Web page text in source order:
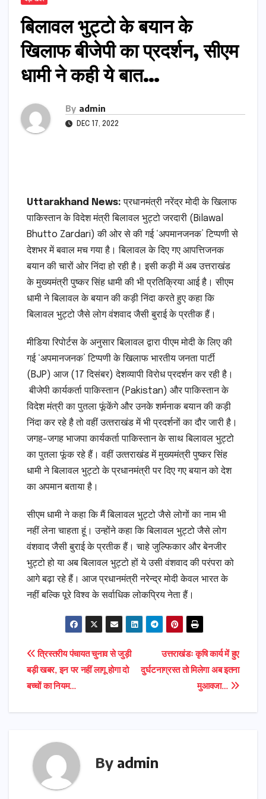
बिलावल भुट्टो के बयान के
खिलाफ बीजेपी का प्रदर्शन, सीएम
धामी ने कही ये बात…
By admin
DEC 17, 2022
Uttarakhand News: प्रधानमंत्री नरेंद्र मोदी के खिलाफ
पाकिस्तान के विदेश मंत्री बिलावल भुट्टो जरदारी (Bilawal
Bhutto Zardari) की ओर से की गई ‘अपमानजनक’ टिप्पणी से
देशभर में बवाल मच गया है। बिलावल के दिए गए आपत्तिजनक
बयान की चारों ओर निंदा हो रही है। इसी कड़ी में अब उत्तराखंड
के मुख्यमंत्री पुष्कर सिंह धामी की भी प्रतिक्रिया आई है। सीएम
धामी ने बिलावल के बयान की कड़ी निंदा करते हुए कहा कि
बिलावल भुट्टो जैसे लोग वंशवाद जैसी बुराई के प्रतीक हैं।
मीडिया रिपोर्टस के अनुसार बिलावल द्वारा पीएम मोदी के लिए की
गई ‘अपमानजनक’ टिप्पणी के खिलाफ भारतीय जनता पार्टी
(BJP) आज (17 दिसंबर) देशव्यापी विरोध प्रदर्शन कर रही है।
बीजेपी कार्यकर्ता पाकिस्तान (Pakistan) और पाकिस्तान के
विदेश मंत्री का पुतला फूंकेंगे और उनके शर्मनाक बयान की कड़ी
निंदा कर रहे है तो वहीं उत्‍तराखंड में भी प्रदर्शनों का दौर जारी है।
जगह-जगह भाजपा कार्यकर्ता पाकिस्तान के साथ बिलावल भुट्टो
का पुतला फूंक रहे हैं। वहीं उत्‍तराखंड में मुख्‍यमंत्री पुष्‍कर सिंह
धामी ने बिलावल भुट्टो के प्रधानमंत्री पर दिए गए बयान को देश
का अपमान बताया है।
सीएम धामी ने कहा कि मैं बिलावल भुट्टो जैसे लोगों का नाम भी
नहीं लेना चाहता हूं। उन्होंने कहा कि बिलावल भुट्टो जैसे लोग
वंशवाद जैसी बुराई के प्रतीक हैं। चाहे जुल्फिकार और बेनजीर
भुट्टो हो या अब बिलावल भुट्टो हों ये उसी वंशवाद की परंपरा को
आगे बढ़ा रहे हैं। आज प्रधानमंत्री नरेन्‍द्र मोदी केवल भारत के
नहीं बल्कि पूरे विश्‍व के सर्वाधिक लोकप्रिय नेता हैं।
Post
navigation
उत्तराखंडः कृषि कार्य में हुए
दुर्घटनाग्रस्त तो मिलेगा अब इतना
मुआवजा…
त्रिस्तरीय पंचायत चुनाव से जुड़ी
बड़ी खबर, इन पर नहीं लागू होगा दो
बच्चों का नियम…
By admin